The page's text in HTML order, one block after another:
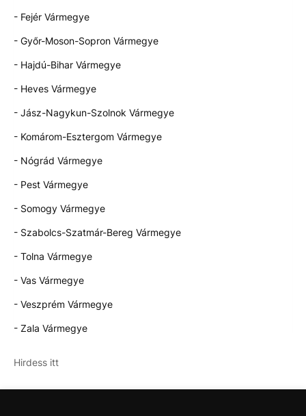
- Fejér Vármegye
- Győr-Moson-Sopron Vármegye
- Hajdú-Bihar Vármegye
- Heves Vármegye
- Jász-Nagykun-Szolnok Vármegye
- Komárom-Esztergom Vármegye
- Nógrád Vármegye
- Pest Vármegye
- Somogy Vármegye
- Szabolcs-Szatmár-Bereg Vármegye
- Tolna Vármegye
- Vas Vármegye
- Veszprém Vármegye
- Zala Vármegye
Hirdess itt